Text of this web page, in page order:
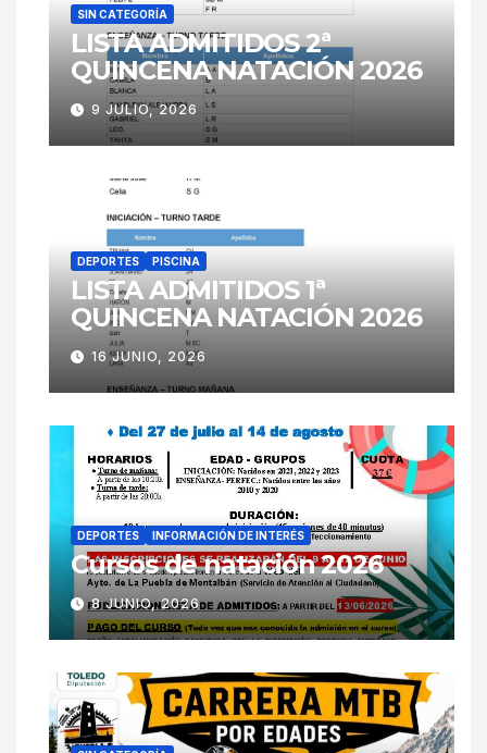
SIN CATEGORÍA
LISTA ADMITIDOS 2ª
QUINCENA NATACIÓN 2026
9 JULIO, 2026
DEPORTES PISCINA
LISTA ADMITIDOS 1ª
QUINCENA NATACIÓN 2026
16 JUNIO, 2026
DEPORTES INFORMACIÓN DE INTERÉS
Cursos de natación 2026
8 JUNIO, 2026